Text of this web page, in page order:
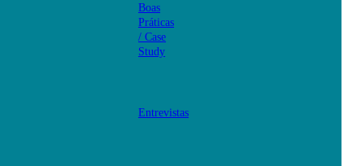
Boas
Práticas
/ Case
Study
Entrevistas